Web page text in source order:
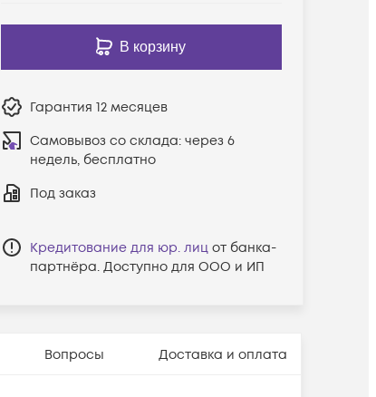
В корзину
Гарантия 12 месяцев
Самовывоз со склада: через 6
недель, бесплатно
Под заказ
Кредитование для юр. лиц от банка-
партнёра. Доступно для ООО и ИП
Вопросы Доставка и оплата